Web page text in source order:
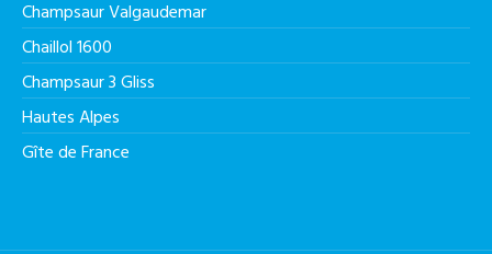
Champsaur Valgaudemar
Chaillol 1600
Champsaur 3 Gliss
Hautes Alpes
Gîte de France